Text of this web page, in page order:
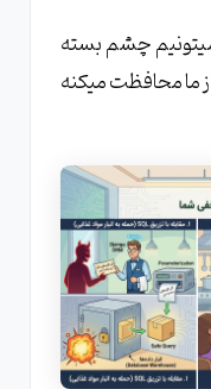
چشم بسته
ما محافظت میکنه